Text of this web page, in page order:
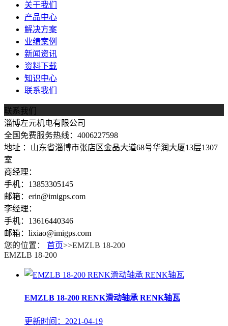
关于我们
产品中心
解决方案
业绩案例
新闻资讯
资料下载
知识中心
联系我们
联系我们
淄博左元机电有限公司
全国免费服务热线：4006227598
地址 ：山东省淄博市张店区金晶大道68号华润大厦13层1307
室
商经理：
手机：13853305145
邮箱：erin@imigps.com
李经理：
手机：13616440346
邮箱：lixiao@imigps.com
您的位置：
首页>>EMZLB 18-200
EMZLB 18-200
EMZLB 18-200 RENK滑动轴承 RENK轴瓦
更新时间：2021-04-19